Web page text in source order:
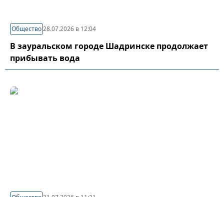
Общество28.07.2026 в 12:04
В зауральском городе Шадринске продолжает
прибывать вода